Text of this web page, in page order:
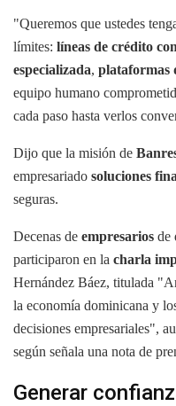
"Queremos que ustedes
límites: líneas de crédito
especializada, plataformas
equipo humano
cada paso hasta verlos
Dijo que la misión de
empresariado soluciones
seguras.
Decenas de empresarios de
participaron en la charla
Hernández Báez, titulada
la economía dominicana y
decisiones empresariales",
según señala una nota de
Generar